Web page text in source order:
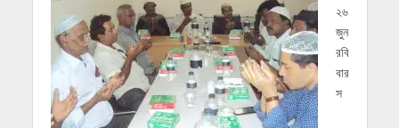
২৬
জুন
রবি
বার
স